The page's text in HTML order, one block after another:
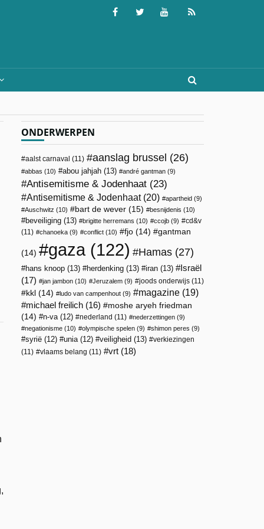
ONDERWERPEN
aalst carnaval (11) aanslag brussel (26)
abbas (10) abou jahjah (13) andré gantman (9)
Antisemitisme & Jodenhaat (23)
Antisemitisme & Jodenhaat(20) apartheid (9)
Auschwitz (10) bart de wever (15) besnijdenis (10)
beveiliging (13) brigitte herremans (10) ccojb (9)
cd&v
(11)
chanoeka (9) conflict (10) fjo (14) gantman
(14) gaza(122) Hamas (27)
hans knoop (13) herdenking (13) iran (13)
Israël
(17)
jan jambon (10) Jeruzalem (9) joods onderwijs (11)
kkl (14) ludo van campenhout (9) magazine (19)
michael freilich (16)
moshe aryeh friedman
(14)
n-va(12) nederland (11) nederzettingen (9)
negationisme (10) olympische spelen (9) shimon peres (9)
syrië (12) unia(12) veiligheid (13)
verkiezingen
(11)
vlaams belang (11) vrt (18)